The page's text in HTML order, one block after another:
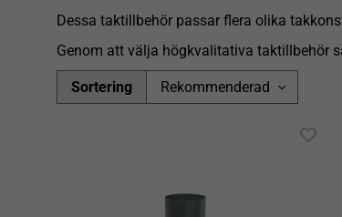
Dessa taktillbehör passar flera olika
Genom att välja högkvalitativa taktillbehör
Sortering